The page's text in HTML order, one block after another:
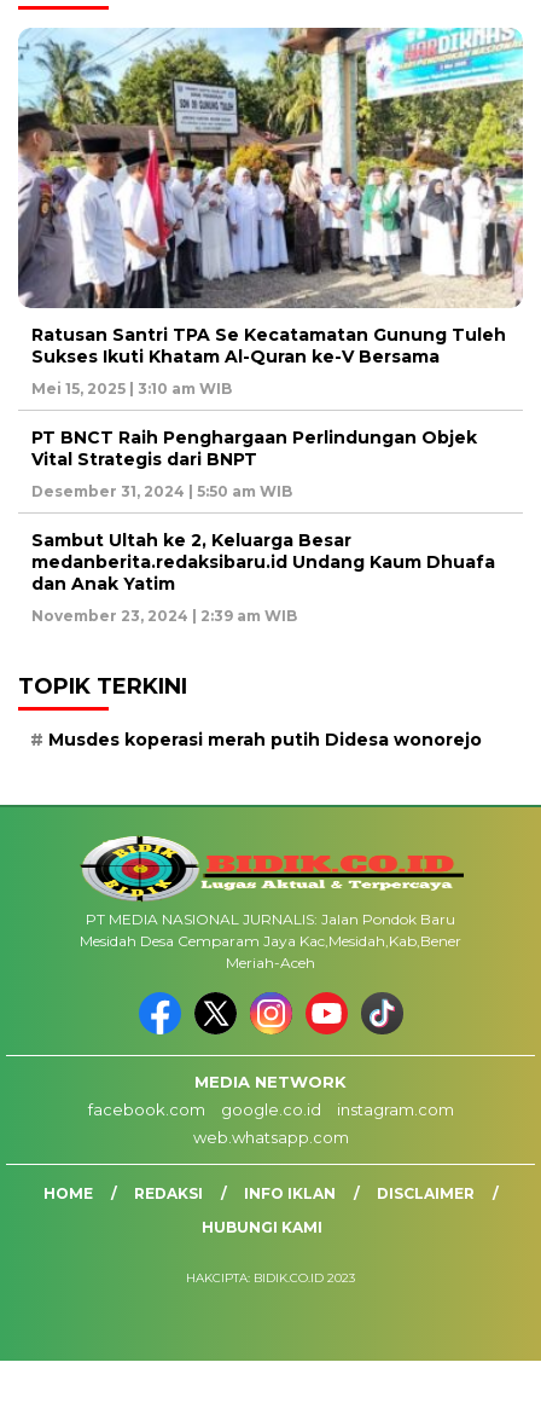
Ratusan Santri TPA Se Kecatamatan Gunung Tuleh
Sukses Ikuti Khatam Al-Quran ke-V Bersama
Mei 15, 2025 | 3:10 am WIB
PT BNCT Raih Penghargaan Perlindungan Objek
Vital Strategis dari BNPT
Desember 31, 2024 | 5:50 am WIB
Sambut Ultah ke 2, Keluarga Besar
medanberita.redaksibaru.id Undang Kaum Dhuafa
dan Anak Yatim
November 23, 2024 | 2:39 am WIB
TOPIK TERKINI
Musdes koperasi merah putih Didesa wonorejo
PT MEDIA NASIONAL JURNALIS: Jalan Pondok Baru
Mesidah Desa Cemparam Jaya Kac,Mesidah,Kab,Bener
Meriah-Aceh
MEDIA NETWORK
facebook.com
google.co.id
instagram.com
web.whatsapp.com
HOME REDAKSI INFO IKLAN
DISCLAIMER
HUBUNGI KAMI
HAKCIPTA: BIDIK.CO.ID 2023